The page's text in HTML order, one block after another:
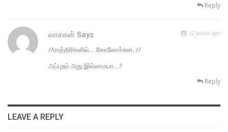
Reply
வாசகன் Says 12 years ago
//ராத்திரிகளில்… கோலோச்சுன, //
அப்புறம் அது இல்லாமயா…?
Reply
LEAVE A REPLY